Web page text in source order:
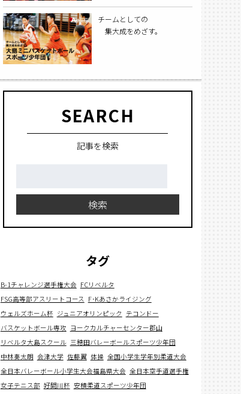
チームとしての
集大成をめざす。
SEARCH
記事を検索
検索
タグ
B-1チャレンジ選手権大会 FCリベルタ
FSG高等部アスリートコース F･Kあさかライジング
ウェルズホーム杯 ジュニアオリンピック テコンドー
バスケットボール専攻 ヨークカルチャーセンター郡山
リベルタ大島スクール 三穂田バレーボールスポーツ少年団
中林奏太朗 会津大学 佐藤翼 体操 全国小学生学年別柔道大会
全日本バレーボール小学生大会福島県大会 全日本空手道選手権
女子テニス部 好間川杯 安積柔道スポーツ少年団